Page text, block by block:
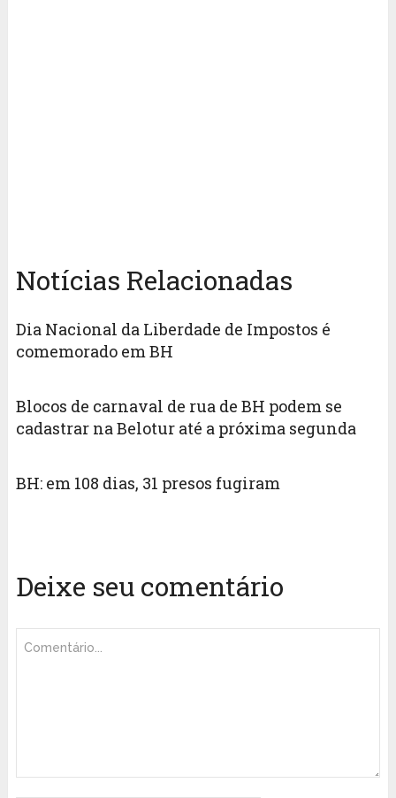
Notícias Relacionadas
Dia Nacional da Liberdade de Impostos é
comemorado em BH
Blocos de carnaval de rua de BH podem se
cadastrar na Belotur até a próxima segunda
BH: em 108 dias, 31 presos fugiram
Deixe seu comentário